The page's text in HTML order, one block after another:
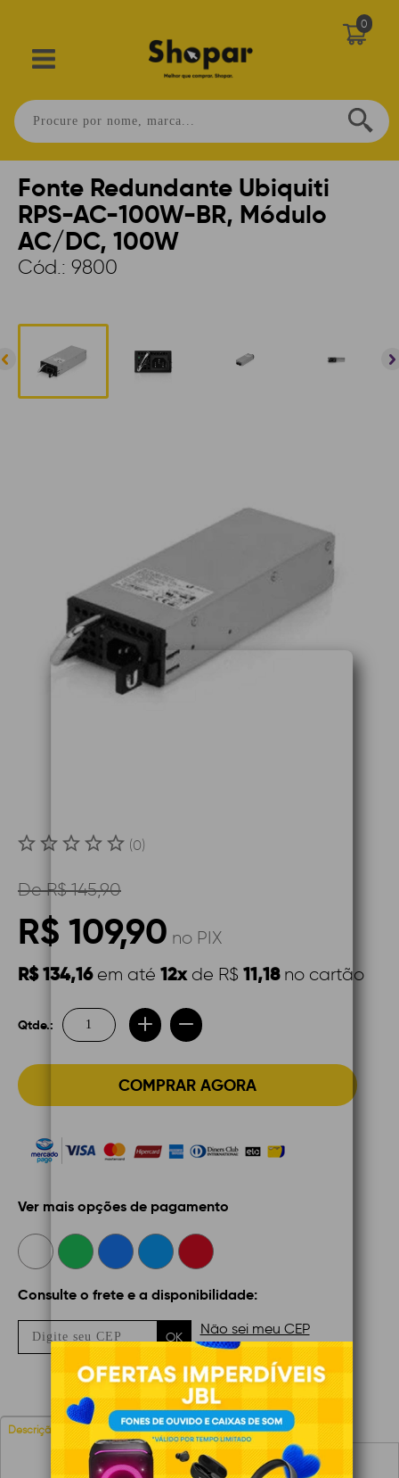
0
Fonte Redundante Ubiquiti
RPS-AC-100W-BR, Módulo
AC/DC, 100W
Cód.: 9800
(0)
DeR$ 145,90
R$ 109,90 no PIX
R$ 134,16em até 12xde R$ 11,18no cartão
Qtde.:
COMPRAR AGORA
Ver mais opções de pagamento
Consulte o frete e a disponibilidade:
OK Não sei meu CEP
Descrição Avaliações